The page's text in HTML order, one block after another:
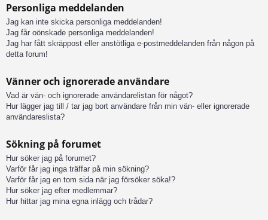
Personliga meddelanden
Jag kan inte skicka personliga meddelanden!
Jag får oönskade personliga meddelanden!
Jag har fått skräppost eller anstötliga e-postmeddelanden från någon på
detta forum!
Vänner och ignorerade användare
Vad är vän- och ignorerade användarelistan för något?
Hur lägger jag till / tar jag bort användare från min vän- eller ignorerade
användareslista?
Sökning på forumet
Hur söker jag på forumet?
Varför får jag inga träffar på min sökning?
Varför får jag en tom sida när jag försöker söka!?
Hur söker jag efter medlemmar?
Hur hittar jag mina egna inlägg och trådar?